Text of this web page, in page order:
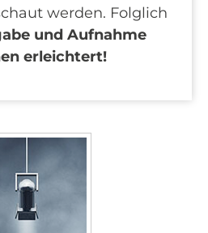
werden. Folglich
und Aufnahme
erleichtert!